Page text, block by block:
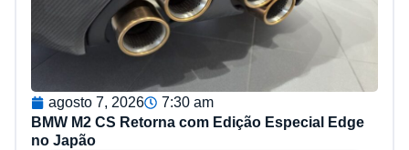
agosto 7, 2026
7:30 am
BMW M2 CS Retorna com Edição Especial Edge
no Japão